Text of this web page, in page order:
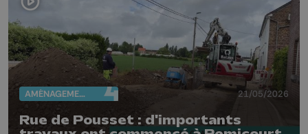
AMÉNAGEMENT DU TERRITOIRE 21/05/2026
Rue de Pousset : d'importants